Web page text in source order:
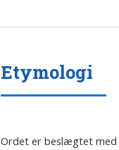
Etymologi
Ordet er beslægtet med